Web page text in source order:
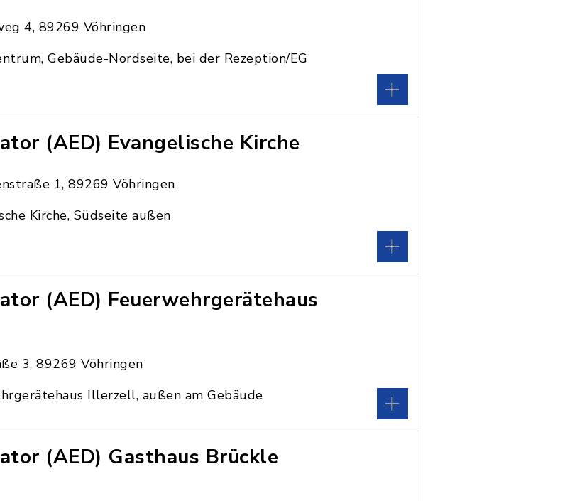
4, 89269 Vöhringen
Gebäude-Nordseite, bei der Rezeption/EG
(AED) Evangelische Kirche
1, 89269 Vöhringen
Kirche, Südseite außen
(AED) Feuerwehrgerätehaus
3, 89269 Vöhringen
Illerzell, außen am Gebäude
(AED) Gasthaus Brückle